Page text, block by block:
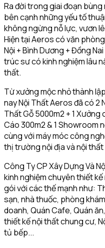
Ra đời trong giai đoạn
bên cạnh những yếu tố
không ngừng nỗ lực, vươn
Hiện tại Aeros có văn
Nội + Bình Dương + Đồng
trúc sư có kinh nghiệm lâu
thất.
Từ xưởng mộc nhỏ thành
nay Nội Thất Aeros đã có 2
Thất Gỗ 5000m2 + 1 Xưởng
Cáo 300m2 & 1 Showroom
cùng với máy móc công
thị trường nội địa và nội
Công Ty CP Xây Dựng Và
kinh nghiệm chuyên thiết
gói với các thế mạnh như:
sạn, nhà thuốc, phòng
doanh, Quán Cafe, Quán
thiết kế nội thất chung cư,
tủ bếp...